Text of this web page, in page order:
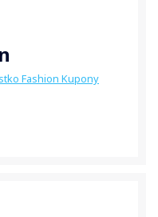
Fashion Kupony